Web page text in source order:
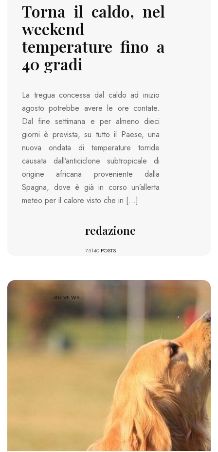
Torna il caldo, nel
weekend
temperature fino a
40 gradi
La tregua concessa dal caldo ad inizio
agosto potrebbe avere le ore contate.
Dal fine settimana e per almeno dieci
giorni è prevista, su tutto il Paese, una
nuova ondata di temperature torride
causata dall’anticiclone subtropicale di
origine africana proveniente dalla
Spagna, dove è già in corso un’allerta
meteo per il calore visto che in […]
redazione
75140 POSTS
507 VIEWS